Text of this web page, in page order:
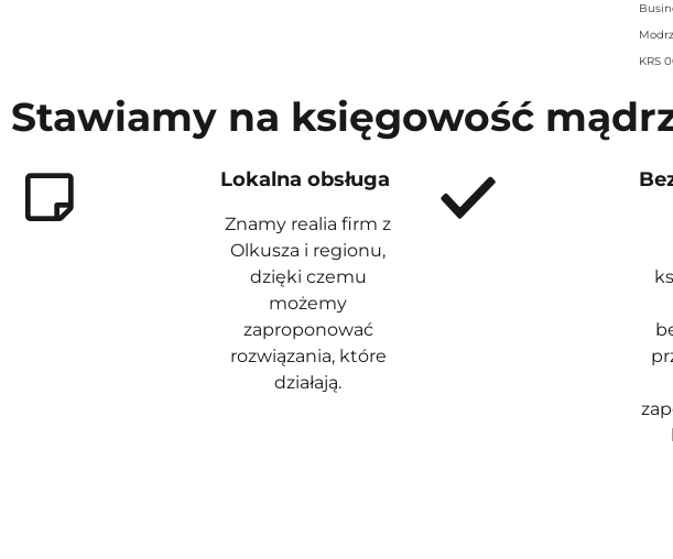
KRS
Stawiamy na księgowość
Lokalna obsługa
Znamy realia firm z
Olkusza i regionu,
dzięki czemu
możemy
zaproponować
rozwiązania, które
działają.